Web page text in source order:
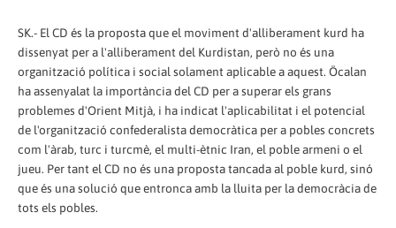
SK.- El CD és la proposta que el moviment d'alliberament kurd ha
dissenyat per a l'alliberament del Kurdistan, però no és una
organització política i social solament aplicable a aquest. Öcalan
ha assenyalat la importància del CD per a superar els grans
problemes d'Orient Mitjà, i ha indicat l'aplicabilitat i el potencial
de l'organització confederalista democràtica per a pobles concrets
com l'àrab, turc i turcmè, el multi-ètnic Iran, el poble armeni o el
jueu. Per tant el CD no és una proposta tancada al poble kurd, sinó
que és una solució que entronca amb la lluita per la democràcia de
tots els pobles.